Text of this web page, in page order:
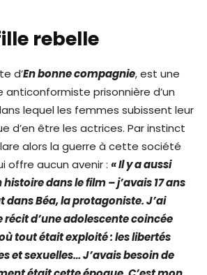
rebelle
d’En bonne compagnie, est une
prisonnière d’un
lequel les femmes subissent leur
d’en être les actrices. Par instinct
alors la guerre à cette société
offre aucun avenir : « Il y a aussi
dans le film – j’avais 17 ans
dans Béa, la protagoniste. J’ai
d’une adolescente coincée
tout était exploité : les libertés
et sexuelles… J’avais besoin de